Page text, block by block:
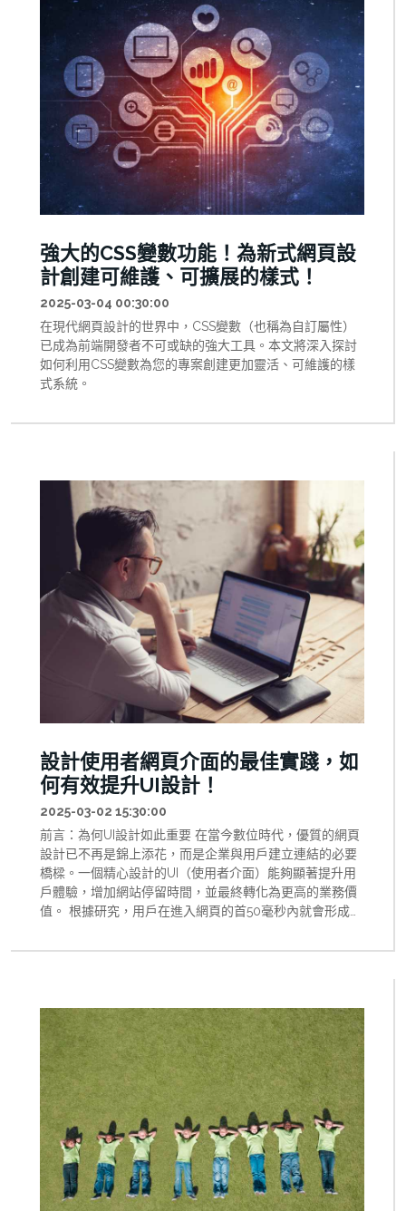
強大的CSS變數功能！為新式網頁設
計創建可維護、可擴展的樣式！
2025-03-04 00:30:00
在現代網頁設計的世界中，CSS變數（也稱為自訂屬性）
已成為前端開發者不可或缺的強大工具。本文將深入探討
如何利用CSS變數為您的專案創建更加靈活、可維護的樣
式系統。
設計使用者網頁介面的最佳實踐，如
何有效提升UI設計！
2025-03-02 15:30:00
前言：為何UI設計如此重要 在當今數位時代，優質的網頁
設計已不再是錦上添花，而是企業與用戶建立連結的必要
橋樑。一個精心設計的UI（使用者介面）能夠顯著提升用
戶體驗，增加網站停留時間，並最終轉化為更高的業務價
值。 根據研究，用戶在進入網頁的首50毫秒內就會形成對
果UI設計不能立即吸引用戶，您可能已經失去了這位潛在
心元素，幫助您打造既美觀又實用的網頁介面。